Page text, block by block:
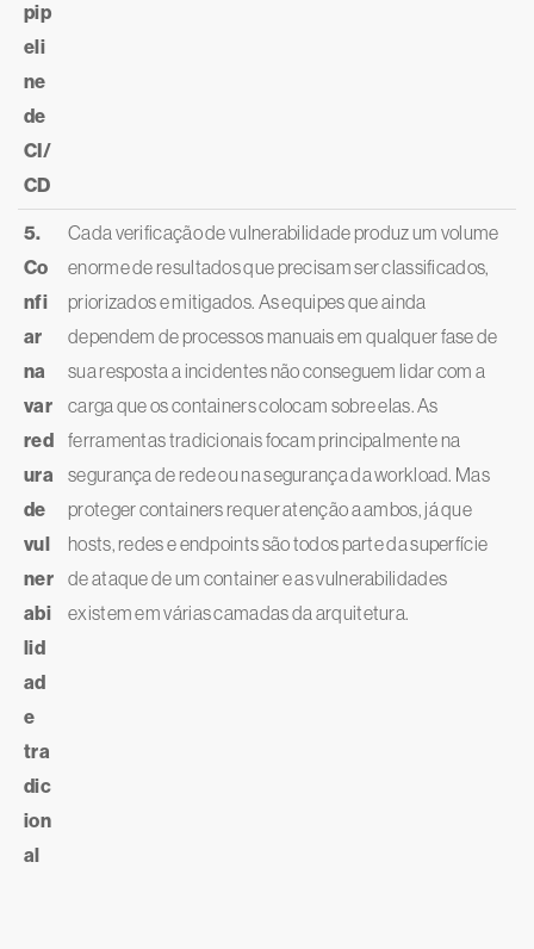
pip
eli
ne
de
CI/
CD
5.
Co
nfi
ar
na
var
red
ura
de
vul
ner
abi
lid
ad
e
tra
dic
ion
al
Cada verificação de vulnerabilidade produz um volume
enorme de resultados que precisam ser classificados,
priorizados e mitigados. As equipes que ainda
dependem de processos manuais em qualquer fase de
sua resposta a incidentes não conseguem lidar com a
carga que os containers colocam sobre elas. As
ferramentas tradicionais focam principalmente na
segurança de rede ou na segurança da workload. Mas
proteger containers requer atenção a ambos, já que
hosts, redes e endpoints são todos parte da superfície
de ataque de um container e as vulnerabilidades
existem em várias camadas da arquitetura.